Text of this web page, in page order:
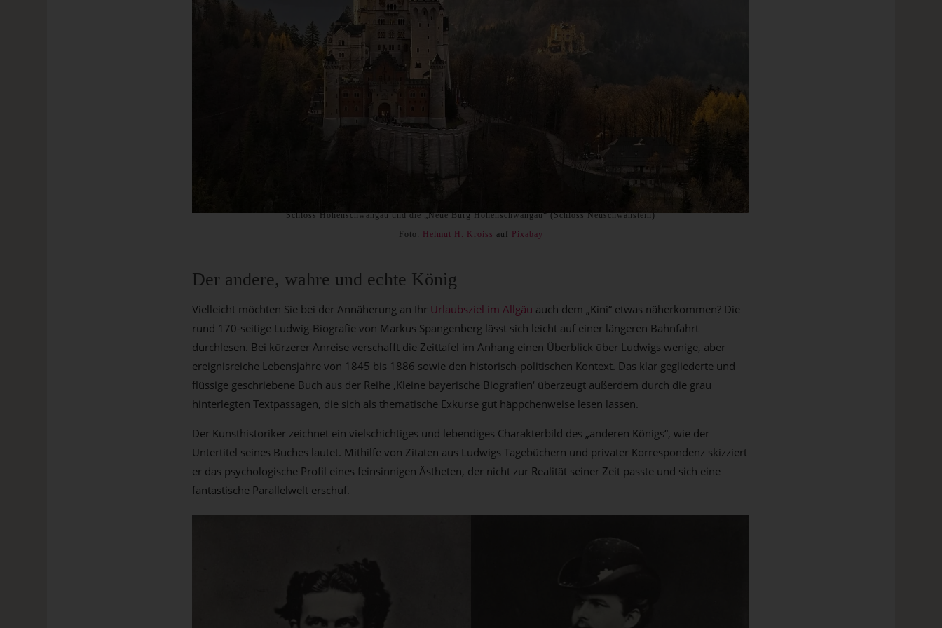
Schloss Hohenschwangau und die „Neue Burg Hohenschwangau“ (Schloss Neuschwanstein)
Foto: Helmut H. Kroiss auf Pixabay
Der andere, wahre und echte König
Vielleicht möchten Sie bei der Annäherung an Ihr Urlaubsziel im Allgäu auch dem „Kini“ etwas näherkommen? Die
rund 170-seitige Ludwig-Biografie von Markus Spangenberg lässt sich leicht auf einer längeren Bahnfahrt
durchlesen. Bei kürzerer Anreise verschafft die Zeittafel im Anhang einen Überblick über Ludwigs wenige, aber
ereignisreiche Lebensjahre von 1845 bis 1886 sowie den historisch-politischen Kontext. Das klar gegliederte und
flüssige geschriebene Buch aus der Reihe ‚Kleine bayerische Biografien‘ überzeugt außerdem durch die grau
hinterlegten Textpassagen, die sich als thematische Exkurse gut häppchenweise lesen lassen.
Der Kunsthistoriker zeichnet ein vielschichtiges und lebendiges Charakterbild des „anderen Königs“, wie der
Untertitel seines Buches lautet. Mithilfe von Zitaten aus Ludwigs Tagebüchern und privater Korrespondenz skizziert
er das psychologische Profil eines feinsinnigen Ästheten, der nicht zur Realität seiner Zeit passte und sich eine
fantastische Parallelwelt erschuf.